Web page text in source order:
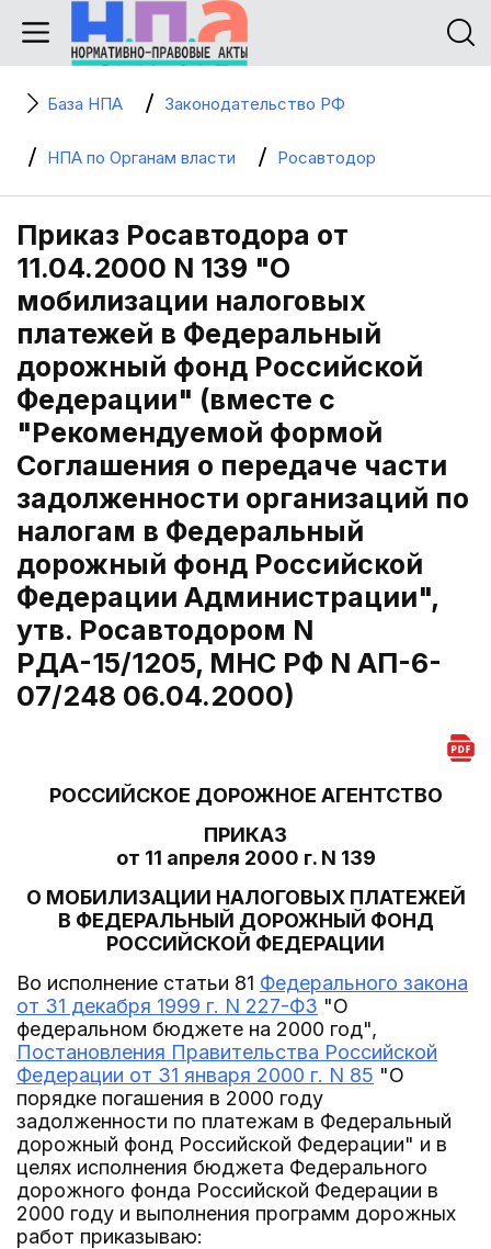
База НПА Законодательство РФ
НПА по Органам власти Росавтодор
Приказ Росавтодора от
11.04.2000 N 139 "О
мобилизации налоговых
платежей в Федеральный
дорожный фонд Российской
Федерации" (вместе с
"Рекомендуемой формой
Соглашения о передаче части
задолженности организаций по
налогам в Федеральный
дорожный фонд Российской
Федерации Администрации",
утв. Росавтодором N
РДА-15/1205, МНС РФ N АП-6-
07/248 06.04.2000)
РОССИЙСКОЕ ДОРОЖНОЕ АГЕНТСТВО
ПРИКАЗ
от 11 апреля 2000 г. N 139
О МОБИЛИЗАЦИИ НАЛОГОВЫХ ПЛАТЕЖЕЙ
В ФЕДЕРАЛЬНЫЙ ДОРОЖНЫЙ ФОНД
РОССИЙСКОЙ ФЕДЕРАЦИИ
Во исполнение статьи 81 Федерального закона
от 31 декабря 1999 г. N 227-ФЗ "О
федеральном бюджете на 2000 год",
Постановления Правительства Российской
Федерации от 31 января 2000 г. N 85 "О
порядке погашения в 2000 году
задолженности по платежам в Федеральный
дорожный фонд Российской Федерации" и в
целях исполнения бюджета Федерального
дорожного фонда Российской Федерации в
2000 году и выполнения программ дорожных
работ приказываю: